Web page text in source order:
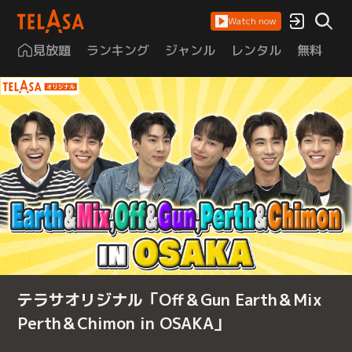
Watch now
見放題 ランキング ジャンル レンタル 無料
テラサオリジナル「Off＆Gun Earth＆Mix
Perth＆Chimon in OSAKA」